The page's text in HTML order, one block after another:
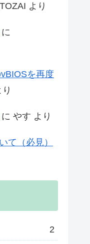
より
に
を再度
り
に やす より
て（必見）
2